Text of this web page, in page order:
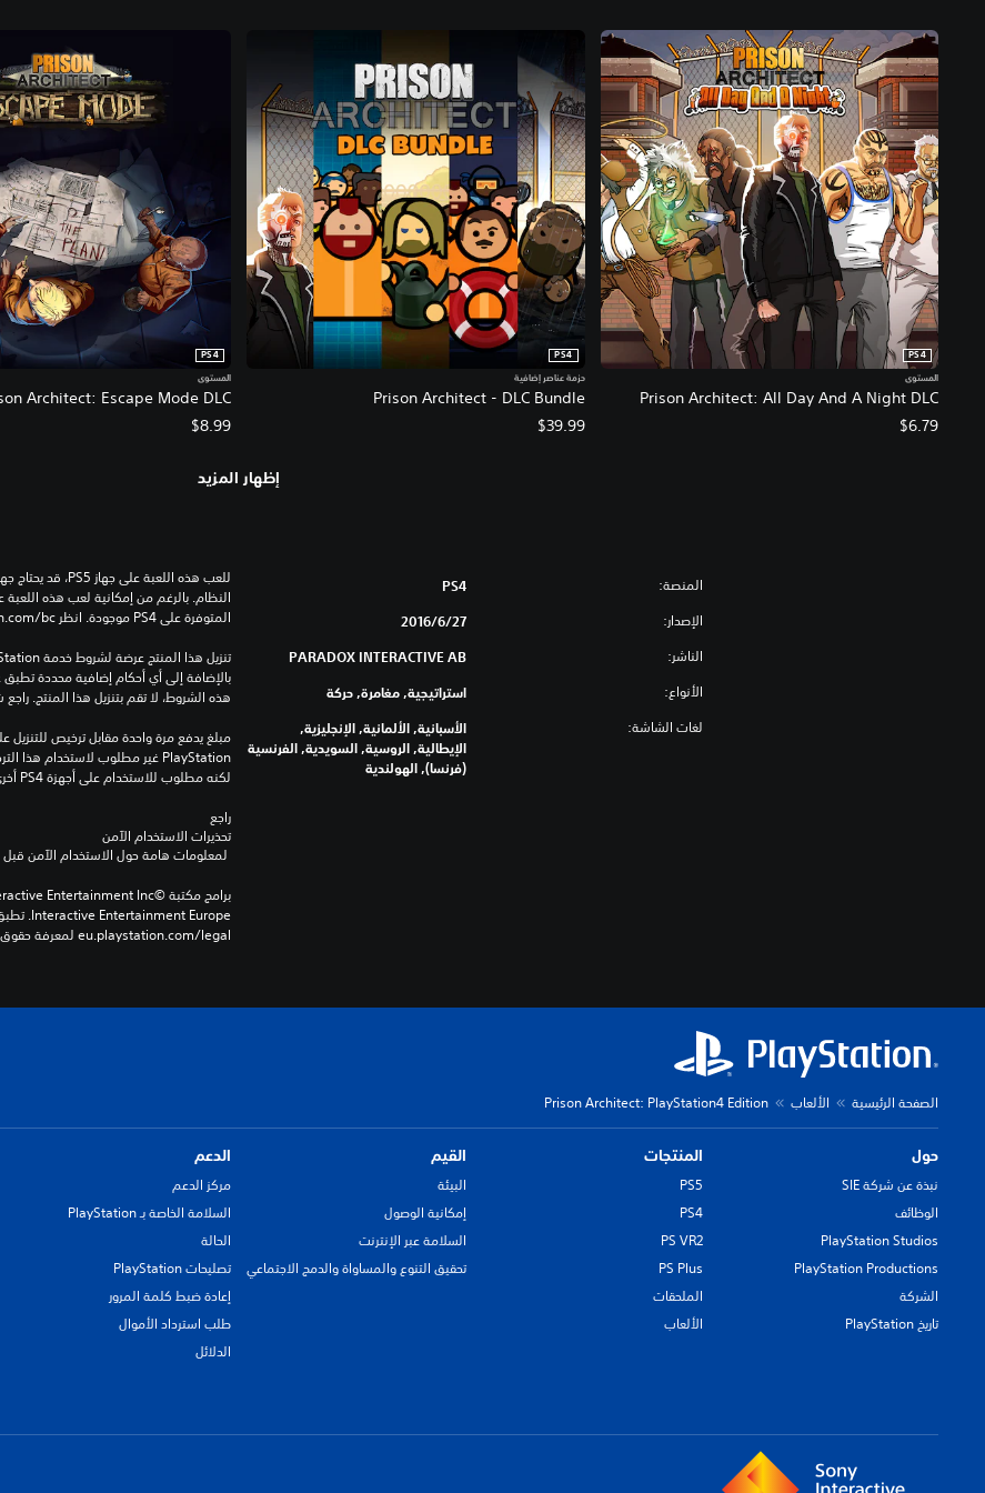
Prison Architect: All Day And A Night DLC
PS4
المستوى
$6.79
Prison Architect - DLC Bundle
PS4
حزمة عناصر إضافية
$39.99
Architect: Escape Mode DLC
PS4
المستوى
$8.99
إظهار المزيد
المنصة: PS4
الإصدار: 27‏/6‏/2016
الناشر: PARADOX INTERACTIVE AB
الأنواع: استراتيجية, مغامرة, حركة
لغات الشاشة:
الأسبانية, الألمانية, الإنجليزية,
الإيطالية, الروسية, السويدية, الفرنسية
(فرنسا), الهولندية
المتوفرة على PS4 موجودة. انظر ‎PlayStation.com/bc لمزيد من التفاصيل.
هذه الشروط، لا تقم بتنزيل هذا المنتج.
لكنه مطلوب للاستخدام على أجهزة PS4 أخرى.
راجع
تحذيرات الاستخدام الآمن
eu.playstation.com/legal لمعرفة حقوق الاستخدام الكاملة.
الصفحة الرئيسية الألعاب Prison Architect: PlayStation4 Edition
حول
نبذة عن شركة SIE
الوظائف
PlayStation Studios
PlayStation Productions
الشركة
تاريخ PlayStation
المنتجات
PS5
PS4
PS VR2
PS Plus
الملحقات
الألعاب
القيم
البيئة
إمكانية الوصول
السلامة عبر الإنترنت
تحقيق التنوع والمساواة والدمج الاجتماعي
الدعم
مركز الدعم
السلامة الخاصة بـ PlayStation
الحالة
تصليحات PlayStation
إعادة ضبط كلمة المرور
طلب استرداد الأموال
الدلائل